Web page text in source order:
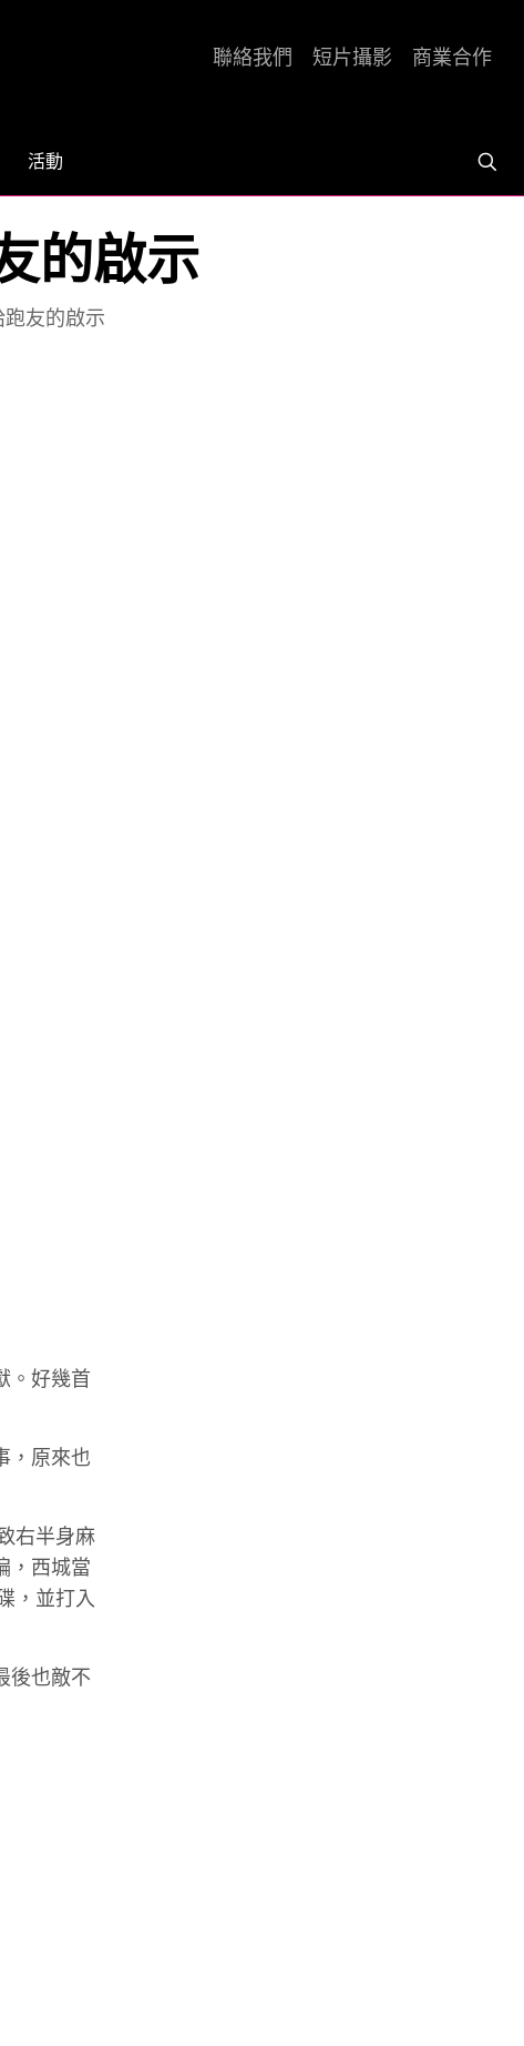
活動
聯絡我們 短片攝影 商業合作
的啟示
跑友的啟示
。好幾首
，原來也
右半身麻
，西城當
，並打入
後也敵不